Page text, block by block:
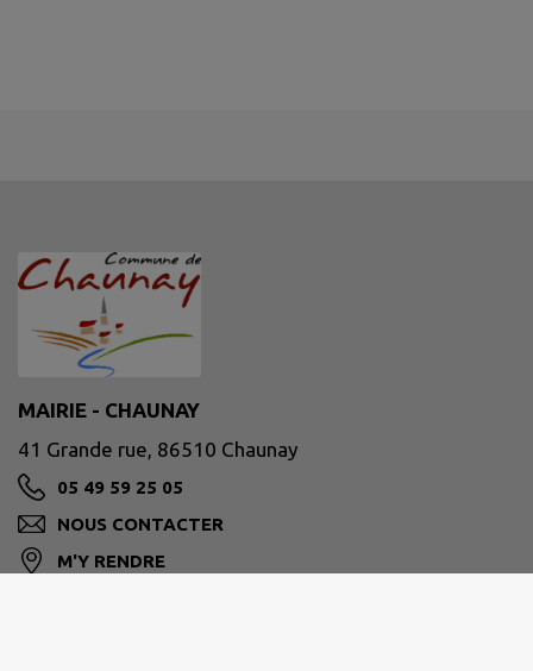
MAIRIE - CHAUNAY
41 Grande rue, 86510 Chaunay
05 49 59 25 05
NOUS CONTACTER
M'Y RENDRE